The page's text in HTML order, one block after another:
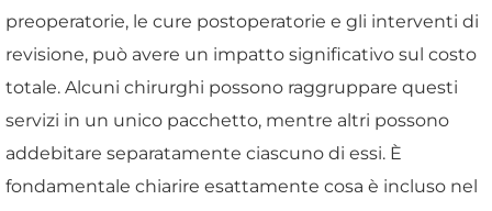
preoperatorie, le cure postoperatorie e gli interventi di
revisione, può avere un impatto significativo sul costo
totale. Alcuni chirurghi possono raggruppare questi
servizi in un unico pacchetto, mentre altri possono
addebitare separatamente ciascuno di essi. È
fondamentale chiarire esattamente cosa è incluso nel